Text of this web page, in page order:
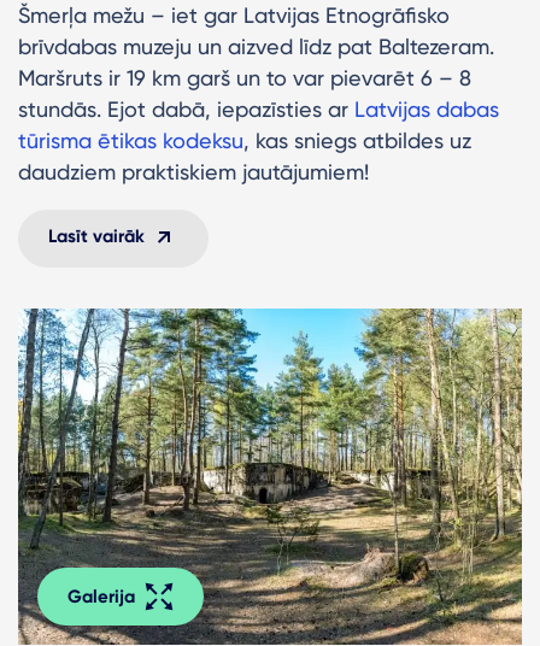
Šmerļa mežu – iet gar Latvijas Etnogrāfisko
brīvdabas muzeju un aizved līdz pat Baltezeram.
Maršruts ir 19 km garš un to var pievarēt 6 – 8
stundās. Ejot dabā, iepazīsties ar Latvijas dabas
tūrisma ētikas kodeksu, kas sniegs atbildes uz
daudziem praktiskiem jautājumiem!
Lasīt vairāk
Galerija